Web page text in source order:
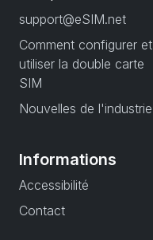
support@eSIM.net
Comment configurer et
utiliser la double carte
SIM
Nouvelles de l'industrie
Informations
Accessibilité
Contact